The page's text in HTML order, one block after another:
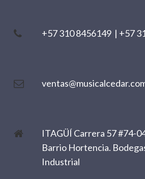
+57 310 8456149 | +57
ITAGÜÍ Carrera 57 #74-
Barrio Hortencia.
Industrial